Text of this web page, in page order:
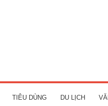
TIÊU DÙNG DU LỊCH